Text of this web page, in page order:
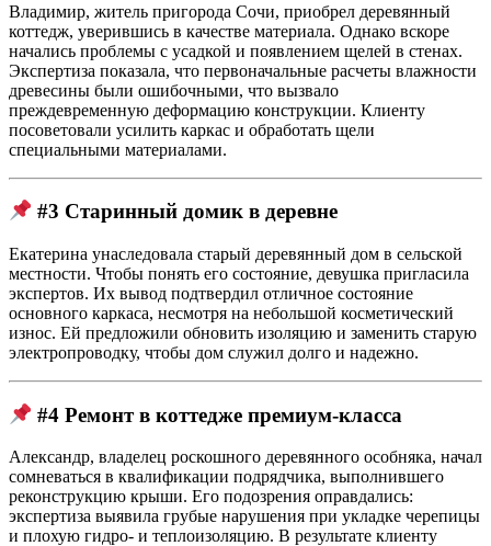
Владимир, житель пригорода Сочи, приобрел деревянный
коттедж, уверившись в качестве материала. Однако вскоре
начались проблемы с усадкой и появлением щелей в стенах.
Экспертиза показала, что первоначальные расчеты влажности
древесины были ошибочными, что вызвало
преждевременную деформацию конструкции. Клиенту
посоветовали усилить каркас и обработать щели
специальными материалами.
#3 Старинный домик в деревне
Екатерина унаследовала старый деревянный дом в сельской
местности. Чтобы понять его состояние, девушка пригласила
экспертов. Их вывод подтвердил отличное состояние
основного каркаса, несмотря на небольшой косметический
износ. Ей предложили обновить изоляцию и заменить старую
электропроводку, чтобы дом служил долго и надежно.
#4 Ремонт в коттедже премиум-класса
Александр, владелец роскошного деревянного особняка, начал
сомневаться в квалификации подрядчика, выполнившего
реконструкцию крыши. Его подозрения оправдались:
экспертиза выявила грубые нарушения при укладке черепицы
и плохую гидро- и теплоизоляцию. В результате клиенту